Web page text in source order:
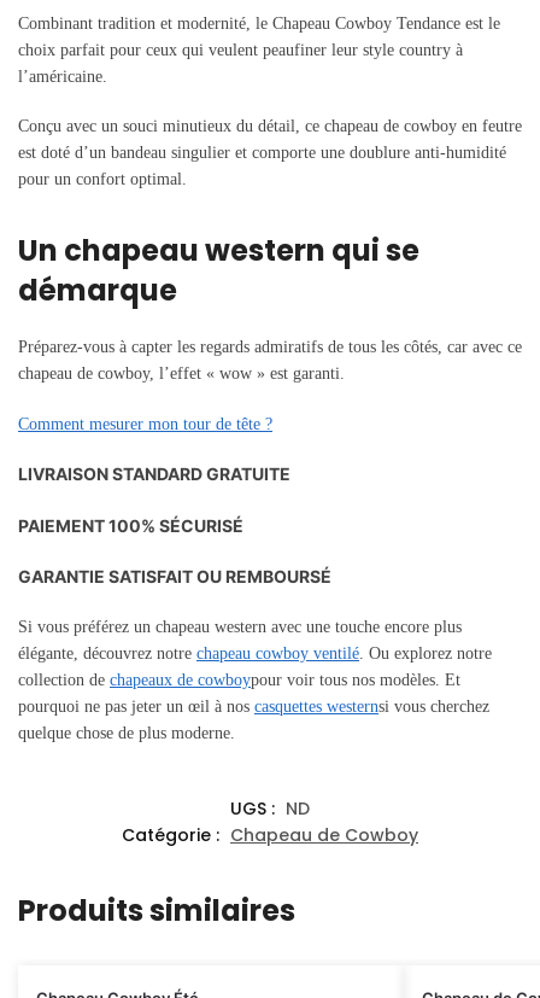
Combinant tradition et modernité, le Chapeau Cowboy Tendance est le
choix parfait pour ceux qui veulent peaufiner leur style country à
l’américaine.
Conçu avec un souci minutieux du détail, ce chapeau de cowboy en feutre
est doté d’un bandeau singulier et comporte une doublure anti-humidité
pour un confort optimal.
Un chapeau western qui se
démarque
Préparez-vous à capter les regards admiratifs de tous les côtés, car avec ce
chapeau de cowboy, l’effet « wow » est garanti.
Comment mesurer mon tour de tête ?
LIVRAISON STANDARD GRATUITE
PAIEMENT 100% SÉCURISÉ
GARANTIE SATISFAIT OU REMBOURSÉ
Si vous préférez un chapeau western avec une touche encore plus
élégante, découvrez notre chapeau cowboy ventilé. Ou explorez notre
collection de chapeaux de cowboypour voir tous nos modèles. Et
pourquoi ne pas jeter un œil à nos casquettes westernsi vous cherchez
quelque chose de plus moderne.
UGS : ND
Catégorie : Chapeau de Cowboy
Produits similaires